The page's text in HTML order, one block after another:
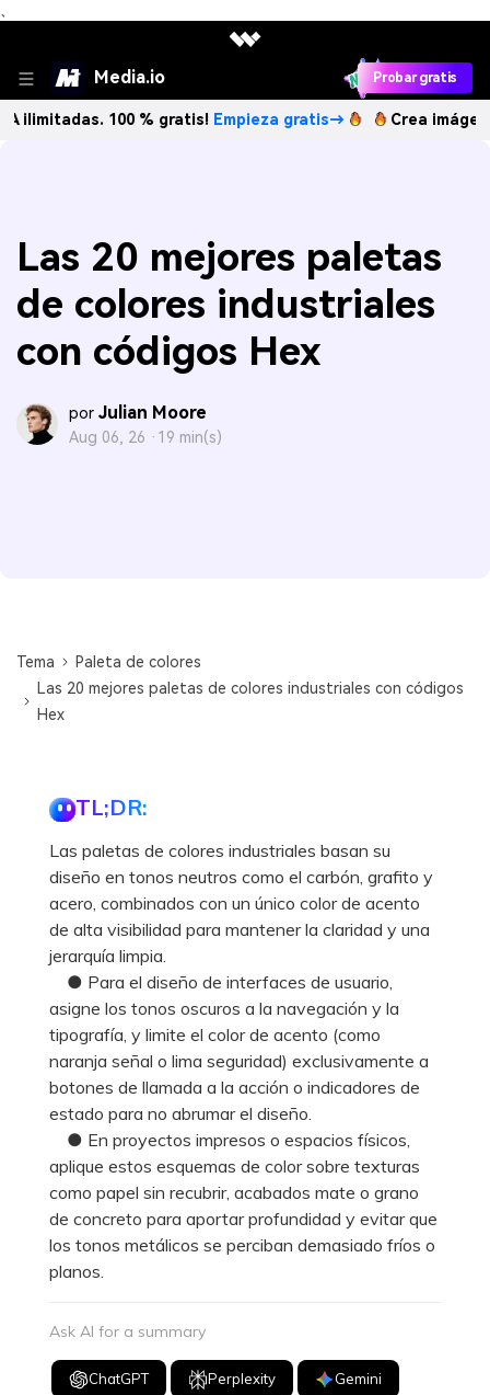
、
Media.io Probar gratis
100 % gratis!Empieza gratis→ Crea imágenes IA
Las 20 mejores paletas
de colores industriales
con códigos Hex
por Julian Moore
Aug 06, 26 · 19 min(s)
Tema
Paleta de colores
Las 20 mejores paletas de colores industriales con códigos
Hex
TL;DR:
Las paletas de colores industriales basan su
diseño en tonos neutros como el carbón, grafito y
acero, combinados con un único color de acento
de alta visibilidad para mantener la claridad y una
jerarquía limpia.
● Para el diseño de interfaces de usuario,
asigne los tonos oscuros a la navegación y la
tipografía, y limite el color de acento (como
naranja señal o lima seguridad) exclusivamente a
botones de llamada a la acción o indicadores de
estado para no abrumar el diseño.
● En proyectos impresos o espacios físicos,
aplique estos esquemas de color sobre texturas
como papel sin recubrir, acabados mate o grano
de concreto para aportar profundidad y evitar que
los tonos metálicos se perciban demasiado fríos o
planos.
Ask AI for a summary
ChatGPT Perplexity Gemini